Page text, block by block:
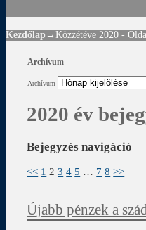
Kezdőlap →Közzétéve 2020 -
Archívum
Archívum
2020 év
Bejegyzés navigáció
<< 1 2 3 4 5 … 7 8 >>
Újabb pénzek a